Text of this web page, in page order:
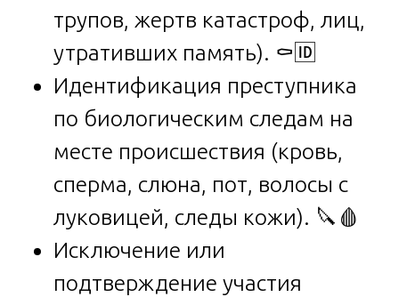
трупов, жертв катастроф, лиц,
утративших память). ⚰️🆔
Идентификация преступника
по биологическим следам на
месте происшествия (кровь,
сперма, слюна, пот, волосы с
луковицей, следы кожи). 🔪🩸
Исключение или
подтверждение участия